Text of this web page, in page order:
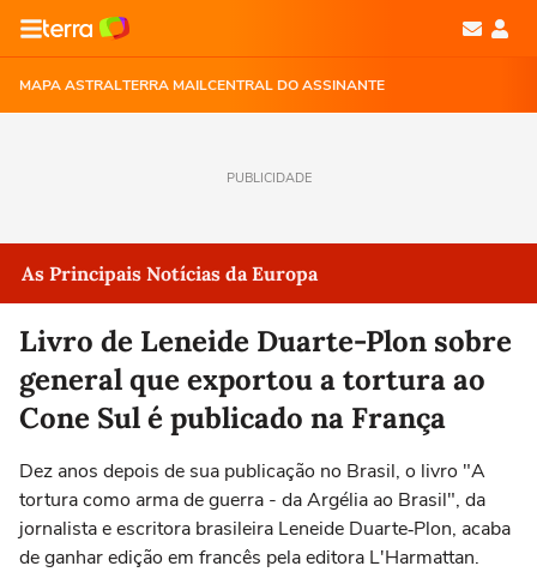
MAPA ASTRALTERRA MAILCENTRAL DO ASSINANTE
PUBLICIDADE
As Principais Notícias da Europa
Livro de Leneide Duarte-Plon sobre
general que exportou a tortura ao
Cone Sul é publicado na França
Dez anos depois de sua publicação no Brasil, o livro "A
tortura como arma de guerra - da Argélia ao Brasil", da
jornalista e escritora brasileira Leneide Duarte‑Plon, acaba
de ganhar edição em francês pela editora L'Harmattan.